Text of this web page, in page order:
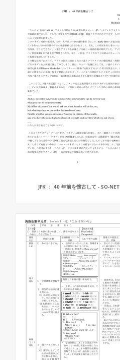
JFK ： 40 年前を懐古して - SO-NET